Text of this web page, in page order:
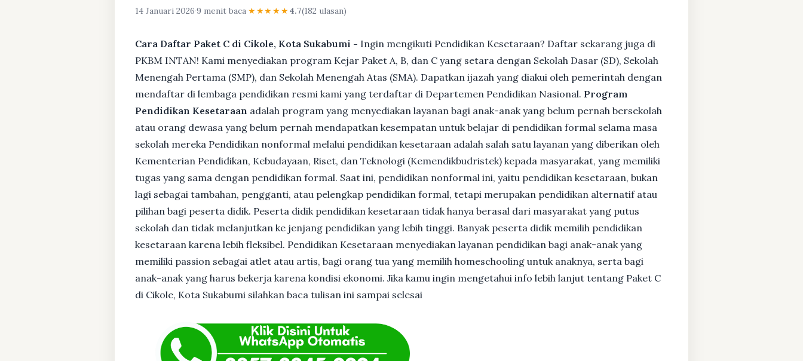
14 Januari 2026·9 menit baca·★★★★★4.7(182 ulasan)
Cara Daftar Paket C di Cikole, Kota Sukabumi - Ingin mengikuti Pendidikan Kesetaraan? Daftar sekarang juga di
PKBM INTAN! Kami menyediakan program Kejar Paket A, B, dan C yang setara dengan Sekolah Dasar (SD), Sekolah
Menengah Pertama (SMP), dan Sekolah Menengah Atas (SMA). Dapatkan ijazah yang diakui oleh pemerintah dengan
mendaftar di lembaga pendidikan resmi kami yang terdaftar di Departemen Pendidikan Nasional. Program
Pendidikan Kesetaraan adalah program yang menyediakan layanan bagi anak-anak yang belum pernah bersekolah
atau orang dewasa yang belum pernah mendapatkan kesempatan untuk belajar di pendidikan formal selama masa
sekolah mereka Pendidikan nonformal melalui pendidikan kesetaraan adalah salah satu layanan yang diberikan oleh
Kementerian Pendidikan, Kebudayaan, Riset, dan Teknologi (Kemendikbudristek) kepada masyarakat, yang memiliki
tugas yang sama dengan pendidikan formal. Saat ini, pendidikan nonformal ini, yaitu pendidikan kesetaraan, bukan
lagi sebagai tambahan, pengganti, atau pelengkap pendidikan formal, tetapi merupakan pendidikan alternatif atau
pilihan bagi peserta didik. Peserta didik pendidikan kesetaraan tidak hanya berasal dari masyarakat yang putus
sekolah dan tidak melanjutkan ke jenjang pendidikan yang lebih tinggi. Banyak peserta didik memilih pendidikan
kesetaraan karena lebih fleksibel. Pendidikan Kesetaraan menyediakan layanan pendidikan bagi anak-anak yang
memiliki passion sebagai atlet atau artis, bagi orang tua yang memilih homeschooling untuk anaknya, serta bagi
anak-anak yang harus bekerja karena kondisi ekonomi. Jika kamu ingin mengetahui info lebih lanjut tentang Paket C
di Cikole, Kota Sukabumi silahkan baca tulisan ini sampai selesai